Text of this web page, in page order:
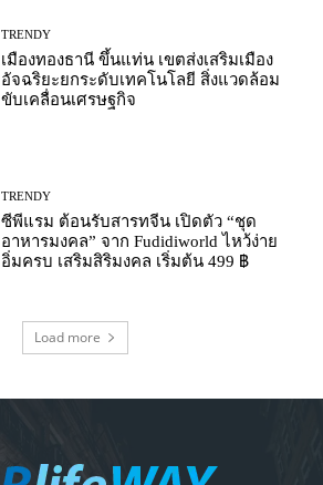
TRENDY
เมืองทองธานี ขึ้นแท่น เขตส่งเสริมเมือง
อัจฉริยะยกระดับเทคโนโลยี สิ่งแวดล้อม
ขับเคลื่อนเศรษฐกิจ
TRENDY
ซีพีแรม ต้อนรับสารทจีน เปิดตัว “ชุด
อาหารมงคล” จาก Fudidiworld ไหว้ง่าย
อิ่มครบ เสริมสิริมงคล เริ่มต้น 499 ฿
Load more